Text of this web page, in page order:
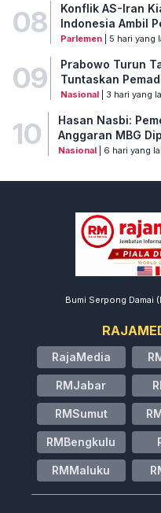
08
Konflik AS-Iran
Indonesia Ambil
Parlemen| 5 hari yang
09
Prabowo Turun
Tuntaskan
Nasional| 3 hari yang
10
Hasan Nasbi:
Anggaran MBG
Nasional| 6 hari yang
Bumi Serpong Damai
RajaMedia
RMJabar
RMSumut
RMBengkulu
RMMaluku